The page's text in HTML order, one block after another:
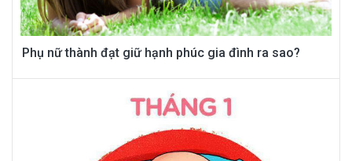
Phụ nữ thành đạt giữ hạnh phúc gia đình ra sao?